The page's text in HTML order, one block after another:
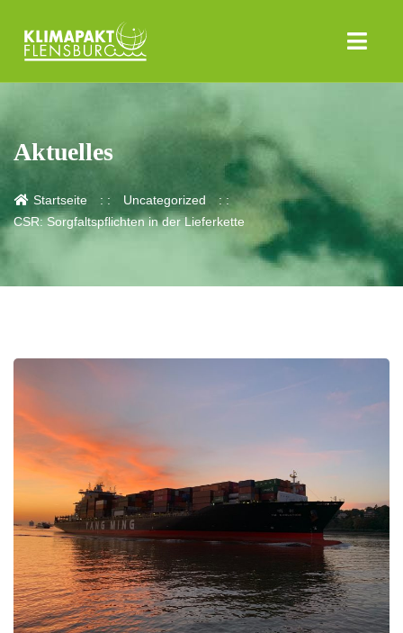
Aktuelles
Startseite
Uncategorized
CSR: Sorgfaltspflichten in der Lieferkette